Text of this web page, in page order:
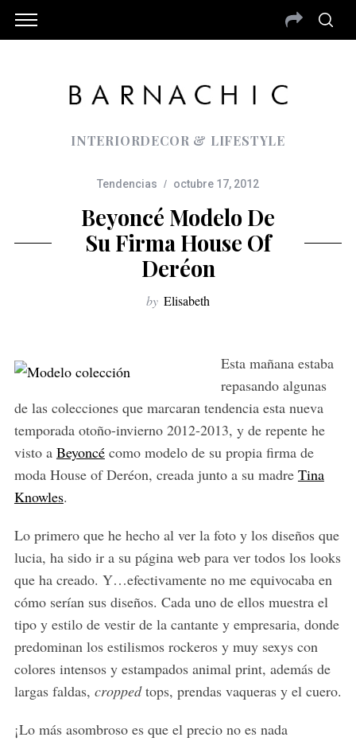
INTERIORDECOR & LIFESTYLE
Tendencias octubre 17, 2012
Beyoncé Modelo De
Su Firma House Of
Deréon
by Elisabeth
Esta mañana estaba
repasando algunas
de las colecciones que marcaran tendencia esta nueva
temporada otoño-invierno 2012-2013, y de repente he
visto a Beyoncécomo modelo de su propia firma de
moda House of Deréon, creada junto a su madre Tina
Knowles.
Lo primero que he hecho al ver la foto y los diseños que
lucia, ha sido ir a su página web para ver todos los looks
que ha creado. Y…efectivamente no me equivocaba en
cómo serían sus diseños. Cada uno de ellos muestra el
tipo y estilo de vestir de la cantante y empresaria, donde
predominan los estilismos rockeros y muy sexys con
colores intensos y estampados animal print, además de
largas faldas, croppedtops, prendas vaqueras y el cuero.
¡Lo más asombroso es que el precio no es nada